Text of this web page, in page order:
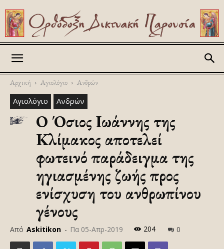
Αρχική Αγιολόγιο Ανδρών
Αγιολόγιο Ανδρών
Ο Όσιος Ιωάννης της
Κλίμακος αποτελεί
φωτεινό παράδειγμα της
ηγιασμένης ζωής προς
ενίσχυση του ανθρωπίνου
γένους
Από Askitikon - Πα 05-Απρ-2019 204 0